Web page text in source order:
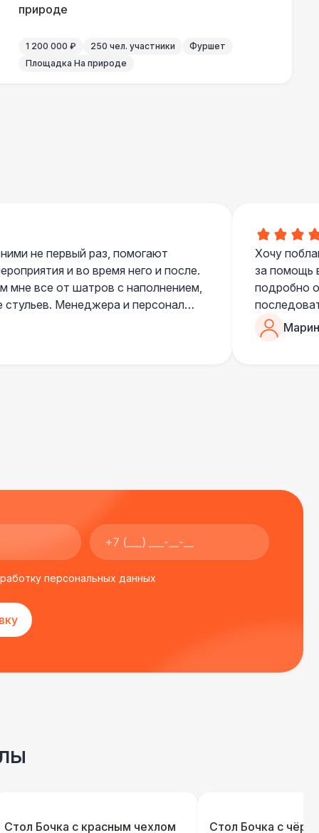
природе
1 200 000 ₽ 250 чел. участники
Фуршет
Площадка На природе
не первый раз, помогают
и во время него и после.
мне все от шатров с наполнением,
Менеджера и персонал
подскажут что лучше взять и
люблю работать именно с ними,
Хочу
за помощь
подробно
Романом,
«Рука с
персональных данных
Стол Бочка с красным чехлом Стол Бочка с